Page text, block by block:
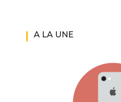
A LA UNE